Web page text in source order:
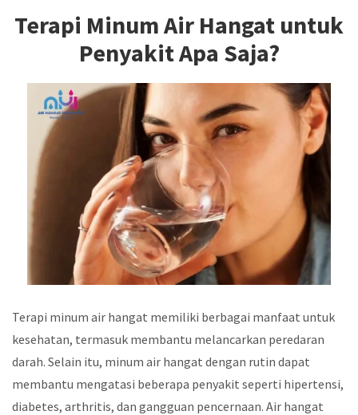
Terapi Minum Air Hangat untuk
Penyakit Apa Saja?
Terapi minum air hangat memiliki berbagai manfaat untuk
kesehatan, termasuk membantu melancarkan peredaran
darah. Selain itu, minum air hangat dengan rutin dapat
membantu mengatasi beberapa penyakit seperti hipertensi,
diabetes, arthritis, dan gangguan pencernaan. Air hangat